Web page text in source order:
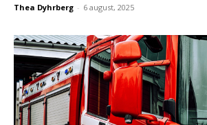
Thea Dyhrberg - 6 august, 2025